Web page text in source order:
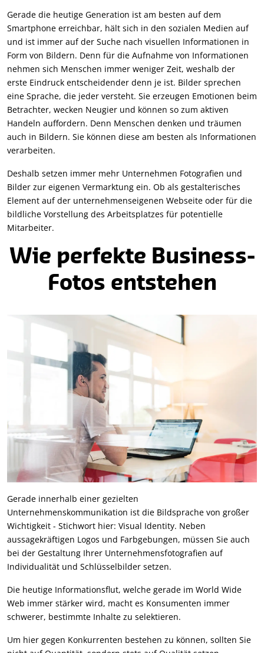
Gerade die heutige Generation ist am besten auf dem
Smartphone erreichbar, hält sich in den sozialen Medien auf
und ist immer auf der Suche nach visuellen Informationen in
Form von Bildern. Denn für die Aufnahme von Informationen
nehmen sich Menschen immer weniger Zeit, weshalb der
erste Eindruck entscheidender denn je ist. Bilder sprechen
eine Sprache, die jeder versteht. Sie erzeugen Emotionen beim
Betrachter, wecken Neugier und können so zum aktiven
Handeln auffordern. Denn Menschen denken und träumen
auch in Bildern. Sie können diese am besten als Informationen
verarbeiten.
Deshalb setzen immer mehr Unternehmen Fotografien und
Bilder zur eigenen Vermarktung ein. Ob als gestalterisches
Element auf der unternehmenseigenen Webseite oder für die
bildliche Vorstellung des Arbeitsplatzes für potentielle
Mitarbeiter.
Wie perfekte Business-
Fotos entstehen
Gerade innerhalb einer gezielten
Unternehmenskommunikation ist die Bildsprache von großer
Wichtigkeit - Stichwort hier: Visual Identity. Neben
aussagekräftigen Logos und Farbgebungen, müssen Sie auch
bei der Gestaltung Ihrer Unternehmensfotografien auf
Individualität und Schlüsselbilder setzen.
Die heutige Informationsflut, welche gerade im World Wide
Web immer stärker wird, macht es Konsumenten immer
schwerer, bestimmte Inhalte zu selektieren.
Um hier gegen Konkurrenten bestehen zu können, sollten Sie